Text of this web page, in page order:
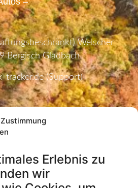
Erlebnis zu
wir
Welscher
Bergisch Gladbach
tracker.de (Support)